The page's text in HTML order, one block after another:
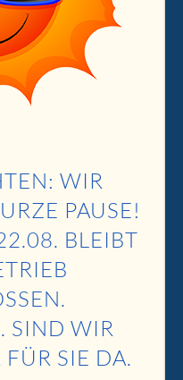
WIR
PAUSE!
BLEIBT
SIND WIR
SIE DA.